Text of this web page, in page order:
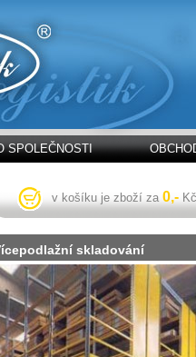
SPOLEČNOSTI
v košíku je zboží za 0,- Kč
skladování